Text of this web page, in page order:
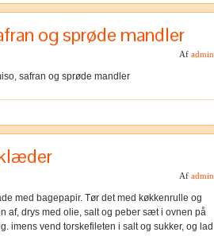
og sprøde mandler
Af admin
safran og sprøde mandler
Af admin
med bagepapir. Tør det med køkkenrulle og
af, drys med olie, salt og peber sæt i ovnen på
imens vend torskefileten i salt og sukker, og lad